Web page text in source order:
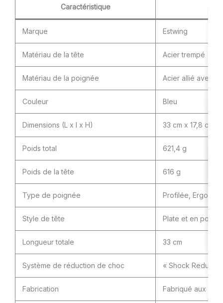
Caractéristique
Marque Estwing
Matériau de la tête Acier trempé
Matériau de la poignée Acier allié avec
Couleur Bleu
Dimensions (L x l x H) 33 cm x 17,8 cm x
Poids total 621,4 g
Poids de la tête 616 g
Type de poignée Profilée,
Style de tête Plate et en
Longueur totale 33 cm
Système de réduction de choc « Shock
Fabrication Fabriqué aux